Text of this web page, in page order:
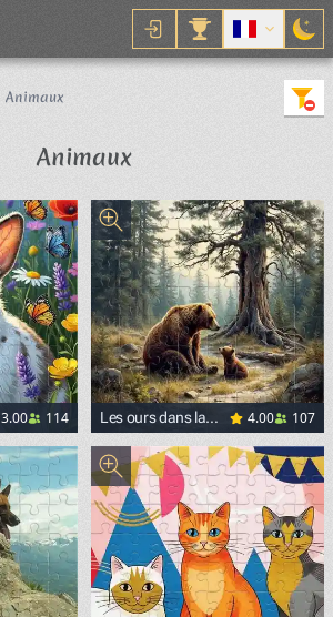
Animaux
Animaux
3.00 114
Les ours dans la
forêt
4.00 107